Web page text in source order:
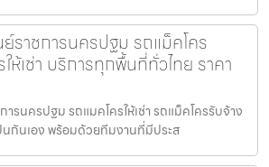
ย์ราชการนครปฐม รถแม็คโคร
ห้เช่า บริการทุกพื้นที่ทั่วไทย ราคา
ารนครปฐม รถแมคโครให้เช่า รถแม็คโครรับจ้าง
นกันเอง พร้อมด้วยทีมงานที่มีประส